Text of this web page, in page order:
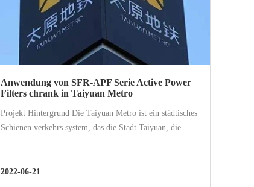
Anwendung von SFR-APF Serie Active Power
Filters chrank in Taiyuan Metro
Projekt Hintergrund Die Taiyuan Metro ist ein städtisches
Schienen verkehrs system, das die Stadt Taiyuan, die
Linie 2, wurde in op...
2022-06-21